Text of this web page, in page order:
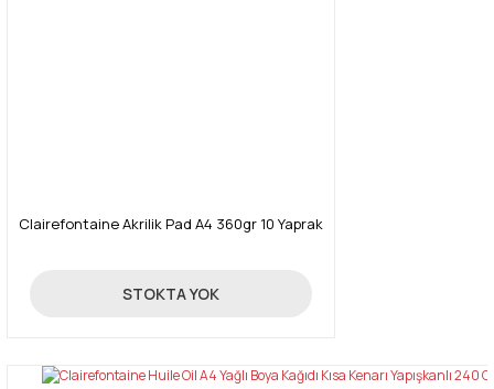
Clairefontaine Akrilik Pad A4 360gr 10 Yaprak
260,00 TL
STOKTA YOK